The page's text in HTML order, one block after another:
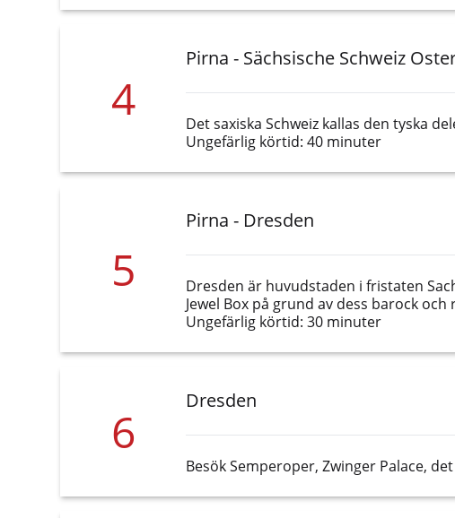
4
Pirna - Sächsische Schweiz
Det saxiska Schweiz kallas den tyska
Ungefärlig körtid: 40 minuter
5
Pirna - Dresden
Dresden är huvudstaden i fristaten
Jewel Box på grund av dess barock
Ungefärlig körtid: 30 minuter
6
Dresden
Besök Semperoper, Zwinger Palace,